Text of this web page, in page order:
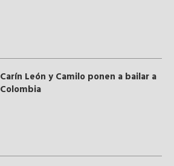
Carín León y Camilo ponen a bailar a
Colombia